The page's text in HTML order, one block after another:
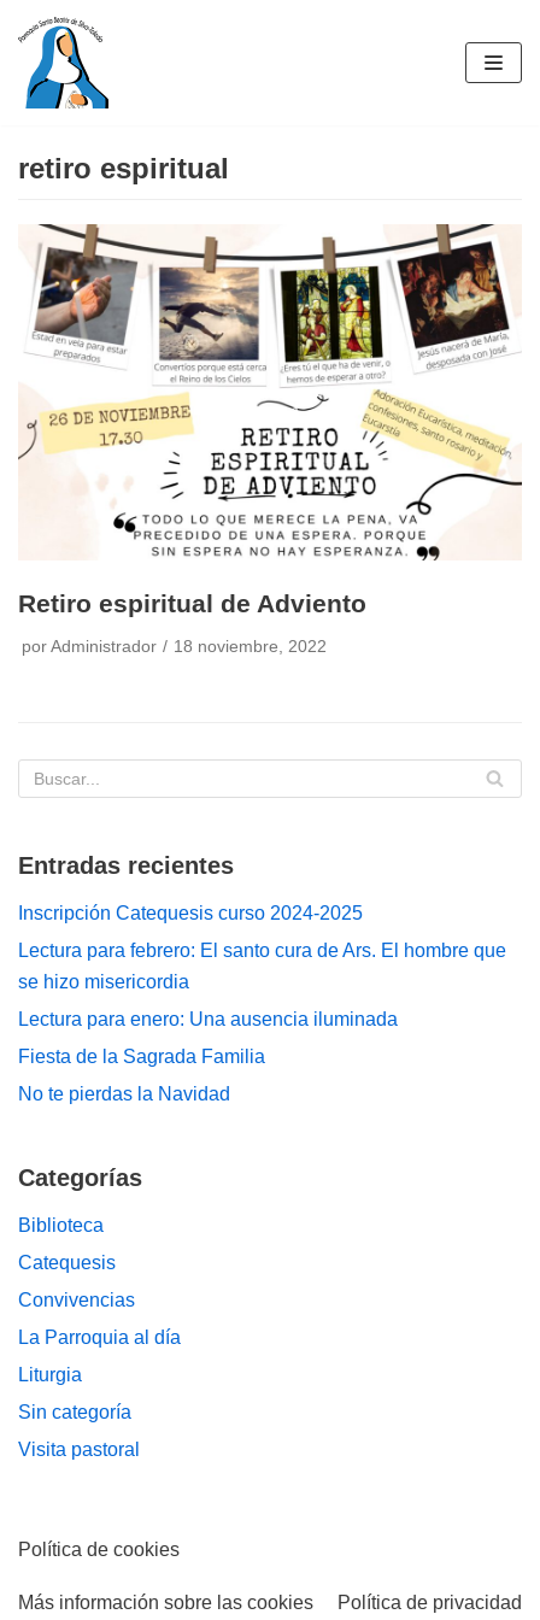
Saltar
contenido
retiro espiritual
Retiro espiritual de Adviento
por Administrador 18 noviembre, 2022
Entradas recientes
Inscripción Catequesis curso 2024-2025
Lectura para febrero: El santo cura de Ars. El hombre que
se hizo misericordia
Lectura para enero: Una ausencia iluminada
Fiesta de la Sagrada Familia
No te pierdas la Navidad
Categorías
Biblioteca
Catequesis
Convivencias
La Parroquia al día
Liturgia
Sin categoría
Visita pastoral
Política de cookies
Más información sobre las cookies Política de privacidad